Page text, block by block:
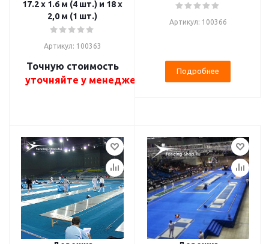
17.2 x 1.6 м (4 шт.) и 18 x
2,0 м (1 шт.)
Артикул: 100363
Точную стоимость
уточняйте у менеджера
Артикул: 100366
Подробнее